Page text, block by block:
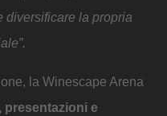
diversificare la propria
la Winescape Arena
presentazioni e